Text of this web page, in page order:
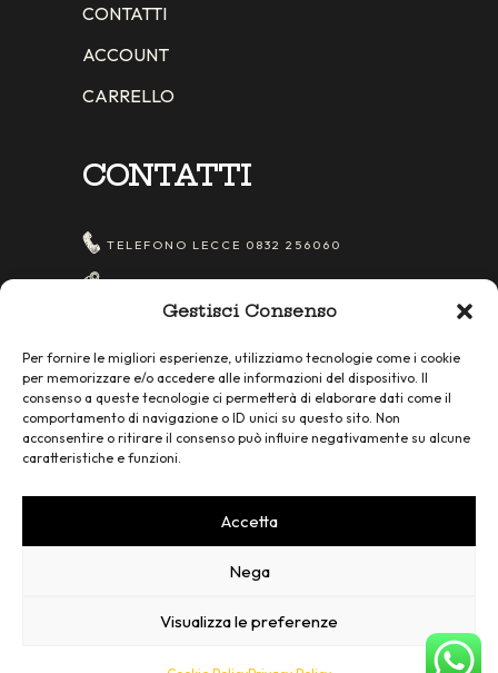
Gestisci Consenso
Per fornire le migliori esperienze, utilizziamo tecnologie come i cookie
per memorizzare e/o accedere alle informazioni del dispositivo. Il
consenso a queste tecnologie ci permetterà di elaborare dati come il
comportamento di navigazione o ID unici su questo sito. Non
acconsentire o ritirare il consenso può influire negativamente su alcune
caratteristiche e funzioni.
Accetta
Nega
Visualizza le preferenze
CONTATTI
ACCOUNT
CARRELLO
CONTATTI
TELEFONO LECCE 0832 256060
TELEFONO San Cesario0832 202462
Via Lecce Km3, 73016 San Cesario di
Lecce LE
P. IVA IT 05082670752
FACEBOOK INSTAGRAM